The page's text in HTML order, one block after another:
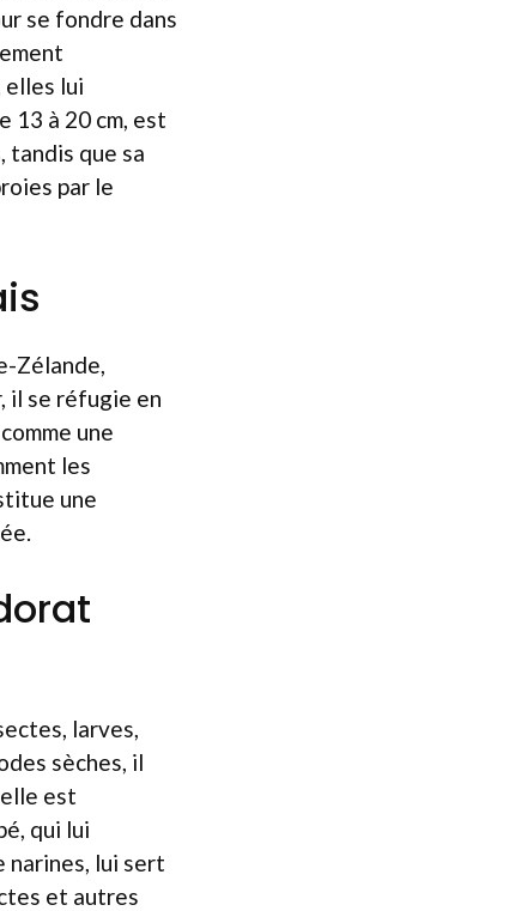
se fondre dans
elles lui
13 à 20 cm, est
tandis que sa
par le
Zélande,
il se réfugie en
une
les
une
larves,
sèches, il
est
qui lui
narines, lui sert
et autres